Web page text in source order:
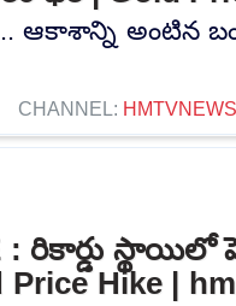
ఆకాశాన్ని అంటిన
CHANNEL: HMTVNEWS
: రికార్డు స్థాయిలో
Price Hike |